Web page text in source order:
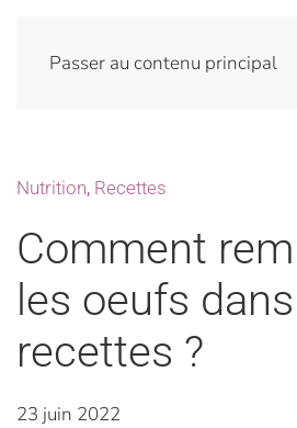
Passer au contenu principal
Nutrition, Recettes
Comment
les oeufs
recettes ?
23 juin 2022